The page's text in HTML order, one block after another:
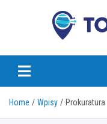
Home Wpisy Prokuratura